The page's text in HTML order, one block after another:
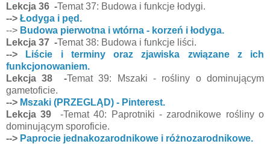
Lekcja 36 -Temat 37: Budowa i funkcje łodygi.
--> Łodyga i pęd.
--> Budowa pierwotna i wtórna - korzeń i łodyga.
Lekcja 37 -Temat 38: Budowa i funkcje liści.
-->
Liście i terminy oraz zjawiska związane z ich
funkcjonowaniem.
Lekcja 38 -Temat 39: Mszaki - rośliny o dominującym
gametoficie.
--> Mszaki (PRZEGLĄD) - Pinterest.
Lekcja 39
-Temat 40: Paprotniki - zarodnikowe rośliny o
dominującym sporoficie.
--> Paprocie jednakozarodnikowe i różnozarodnikowe.